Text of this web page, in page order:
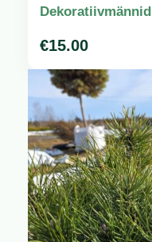
Dekoratiivmännid
€15.00